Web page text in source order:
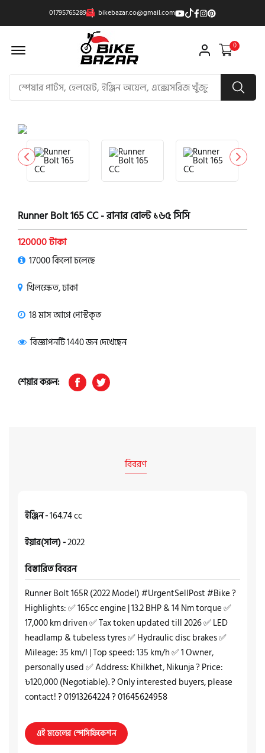
01795765289 bikebazar.co@gmail.com
Offcanvas Menu Open 0
product view
Runner Bolt 165 CC - রানার বোল্ট ১৬৫ সিসি
120000 টাকা
17000 কিলো চলেছে
খিলক্ষেত, ঢাকা
18 মাস আগে পোস্টকৃত
বিজ্ঞাপনটি 1440 জন দেখেছেন
শেয়ার করুন:
বিবরণ
ইঞ্জিন -164.74 cc
ইয়ার(সাল) -2022
বিস্তারিত বিবরন
Runner Bolt 165R (2022 Model) #UrgentSellPost #Bike ?
Highlights: ✅ 165cc engine | 13.2 BHP & 14 Nm torque ✅
17,000 km driven ✅ Tax token updated till 2026 ✅ LED
headlamp & tubeless tyres ✅ Hydraulic disc brakes ✅
Mileage: 35 km/l | Top speed: 135 km/h ✅ 1 Owner,
personally used ✅ Address: Khilkhet, Nikunja ? Price:
৳120,000 (Negotiable). ? Only interested buyers, please
contact! ? 01913264224 ? 01645624958
এই মডেলের স্পেসিফিকেশন